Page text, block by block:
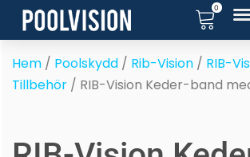
Hoppa
till
innehåll
0
Hem / Poolskydd / Rib-Vision / RIB-
Tillbehör / RIB-Vision Keder-band